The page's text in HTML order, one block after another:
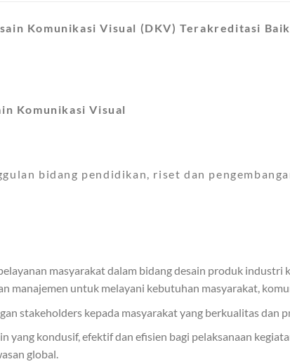
Komunikasi Visual (DKV) Terakreditasi
Komunikasi Visual
bidang pendidikan, riset dan
masyarakat dalam bidang desain produk industri
manajemen untuk melayani kebutuhan masyarakat,
stakeholders kepada masyarakat yang berkualitas dan
yang kondusif, efektif dan efisien bagi pelaksanaan
global.